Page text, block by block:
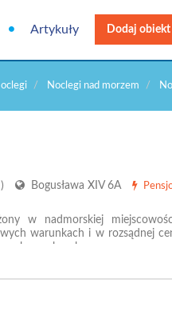
Artykuły Dodaj obiekt
Noclegi nad morzem
Bogusława XIV 6A
w nadmorskiej
warunkach i w rozsądnej
pok